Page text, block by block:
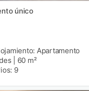
único
Apartamento
60 m²
9